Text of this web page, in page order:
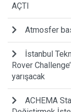
AÇTI
Atmosfer
İstanbul
Rover
yarışacak
ACHEMA